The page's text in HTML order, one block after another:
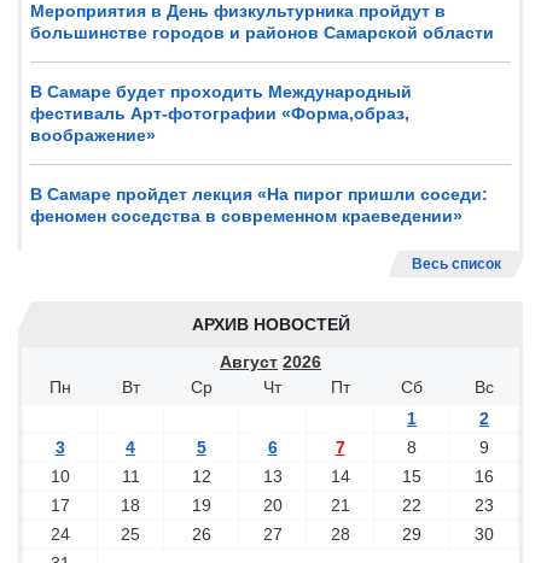
Мероприятия в День физкультурника пройдут в
большинстве городов и районов Самарской области
В Самаре будет проходить Международный
фестиваль Арт-фотографии «Форма,образ,
воображение»
В Самаре пройдет лекция «На пирог пришли соседи:
феномен соседства в современном краеведении»
Весь список
АРХИВ НОВОСТЕЙ
Август 2026
Пн
Вт Ср Чт Пт Сб
Вс
1
2
3
4 5 6 7 8
9
10
11 12 13 14 15
16
17
18 19 20 21 22
23
24
25 26 27 28 29
30